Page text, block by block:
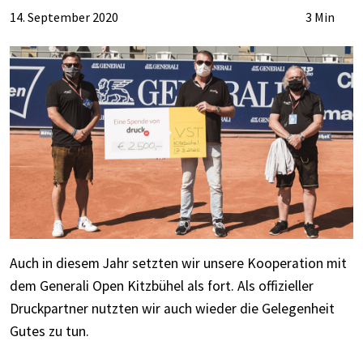
14. September 2020 3 Min
Auch in diesem Jahr setzten wir unsere Kooperation mit
dem Generali Open Kitzbühel als fort. Als offizieller
Druckpartner nutzten wir auch wieder die Gelegenheit
Gutes zu tun.